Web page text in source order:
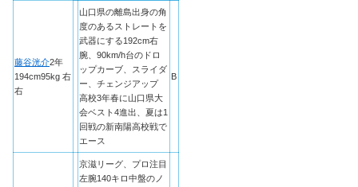
藤谷洸介2年
194cm95kg 右
右
山口県の離島出身の角
度のあるストレートを
武器にする192cm右
腕、90km/h台のドロ
ップカーブ、スライダ
ー、チェンジアップ
高校3年春に山口県大
会ベスト4進出、夏は1
回戦の新南陽高校戦で
エース
B
京滋リーグ、プロ注目
左腕140キロ中盤のノ